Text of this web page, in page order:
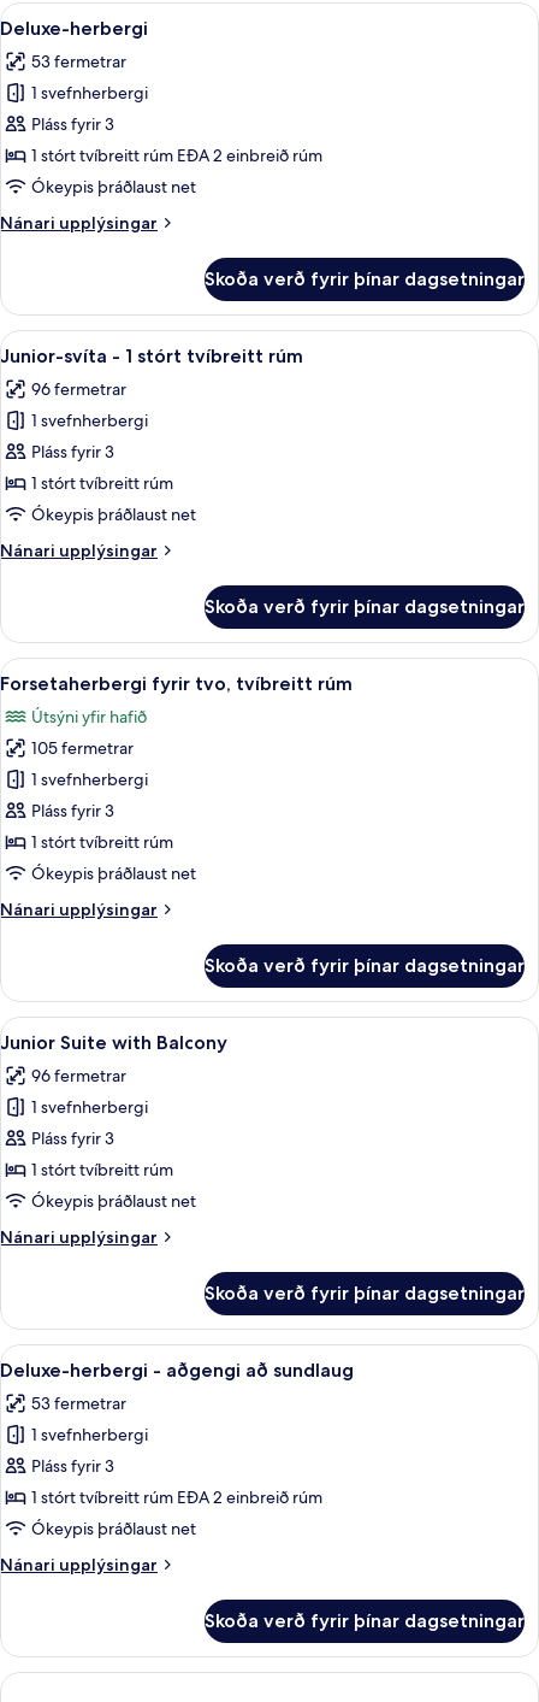
Skoða
allar
myndir
fyrir
Deluxe-
herbergi
Deluxe-herbergi | Öryggishólf í
7
Deluxe-herbergi
53 fermetrar
1 svefnherbergi
Pláss fyrir 3
1 stórt tvíbreitt rúm EÐA 2 einbreið rúm
Ókeypis þráðlaust net
Nánari upplýsingar
Nánari
herbergi
Skoða verð fyrir þínar dagsetningar
Skoða
allar
myndir
fyrir
Junior-
svíta
-
stórt
7
Junior-svíta - 1 stórt tvíbreitt rúm
96 fermetrar
1 svefnherbergi
Pláss fyrir 3
1 stórt tvíbreitt rúm
Ókeypis þráðlaust net
Nánari upplýsingar
Nánari
svíta
1
tvíbreitt
rúm
Skoða verð fyrir þínar dagsetningar
Skoða
allar
myndir
fyrir
Forsetaherbergi
fyrir
tvo,
tvíbreitt
Forsetaherbergi fyrir tvo, tvíbreitt
9
Forsetaherbergi fyrir tvo, tvíbreitt rúm
Útsýni yfir hafið
105 fermetrar
1 svefnherbergi
Pláss fyrir 3
1 stórt tvíbreitt rúm
Ókeypis þráðlaust net
Nánari upplýsingar
Nánari
fyrir
tvo,
tvíbreitt
Skoða verð fyrir þínar dagsetningar
Skoða
allar
myndir
fyrir
Junior
Suite
with
Junior Suite with Balcony | Stofa |
6
Junior Suite with Balcony
96 fermetrar
1 svefnherbergi
Pláss fyrir 3
1 stórt tvíbreitt rúm
Ókeypis þráðlaust net
Nánari upplýsingar
Nánari
Suite
with
Balcony
Skoða verð fyrir þínar dagsetningar
Skoða
allar
myndir
fyrir
Deluxe-
herbergi
-
að
Deluxe-herbergi - aðgengi að
8
Deluxe-herbergi - aðgengi að sundlaug
53 fermetrar
1 svefnherbergi
Pláss fyrir 3
1 stórt tvíbreitt rúm EÐA 2 einbreið rúm
Ókeypis þráðlaust net
Nánari upplýsingar
Nánari
herbergi
aðgengi
Skoða verð fyrir þínar dagsetningar